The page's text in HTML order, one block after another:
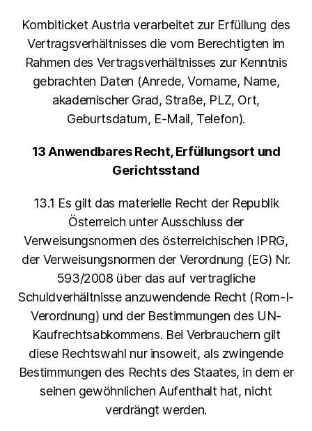
Kombiticket Austria verarbeitet zur Erfüllung des
Vertragsverhältnisses die vom Berechtigten im
Rahmen des Vertragsverhältnisses zur Kenntnis
gebrachten Daten (Anrede, Vorname, Name,
akademischer Grad, Straße, PLZ, Ort,
Geburtsdatum, E-Mail, Telefon).
13 Anwendbares Recht, Erfüllungsort und
Gerichtsstand
13.1 Es gilt das materielle Recht der Republik
Österreich unter Ausschluss der
Verweisungsnormen des österreichischen IPRG,
der Verweisungsnormen der Verordnung (EG) Nr.
593/2008 über das auf vertragliche
Schuldverhältnisse anzuwendende Recht (Rom-I-
Verordnung) und der Bestimmungen des UN-
Kaufrechtsabkommens. Bei Verbrauchern gilt
diese Rechtswahl nur insoweit, als zwingende
Bestimmungen des Rechts des Staates, in dem er
seinen gewöhnlichen Aufenthalt hat, nicht
verdrängt werden.